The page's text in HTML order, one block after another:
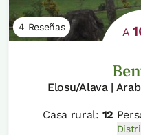
4 Reseñas A
Elosu/Alava |
Casa rural: 12